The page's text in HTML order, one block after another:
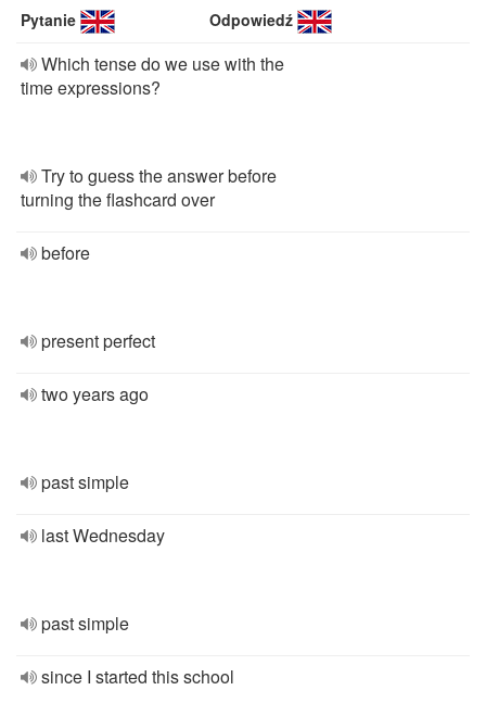
Pytanie Odpowiedź
Which tense do we use with the
time expressions?
Try to guess the answer before
turning the flashcard over
before
present perfect
two years ago
past simple
last Wednesday
past simple
since I started this school